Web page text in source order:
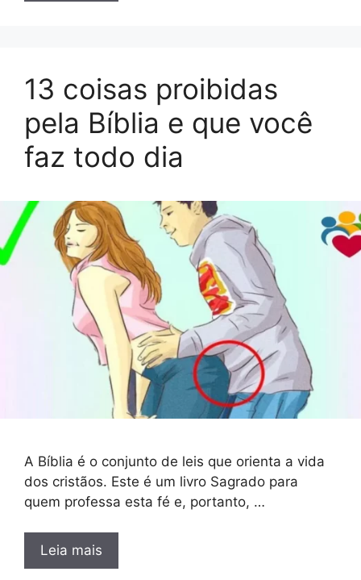
13 coisas proibidas
pela Bíblia e que você
faz todo dia
A Bíblia é o conjunto de leis que orienta a vida
dos cristãos. Este é um livro Sagrado para
quem professa esta fé e, portanto, …
Leia mais